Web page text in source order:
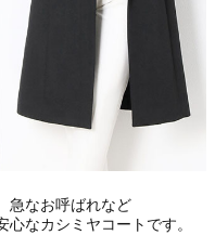
急なお呼ばれなど
なカシミヤコートです。